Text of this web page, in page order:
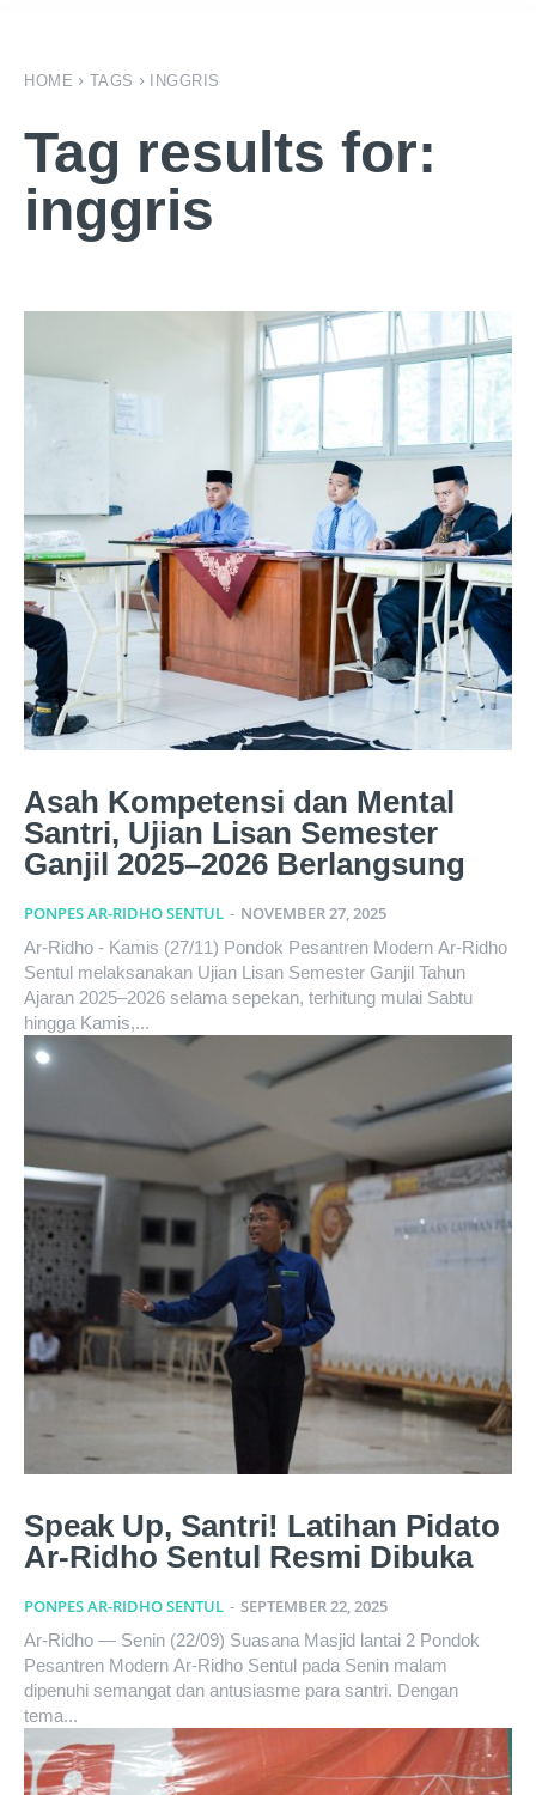
HOME TAGS INGGRIS
Tag results for:
inggris
Asah Kompetensi dan Mental
Santri, Ujian Lisan Semester
Ganjil 2025–2026 Berlangsung
PONPES AR-RIDHO SENTUL - NOVEMBER 27, 2025
Ar-Ridho - Kamis (27/11) Pondok Pesantren Modern Ar-Ridho
Sentul melaksanakan Ujian Lisan Semester Ganjil Tahun
Ajaran 2025–2026 selama sepekan, terhitung mulai Sabtu
hingga Kamis,...
Speak Up, Santri! Latihan Pidato
Ar-Ridho Sentul Resmi Dibuka
PONPES AR-RIDHO SENTUL - SEPTEMBER 22, 2025
Ar-Ridho — Senin (22/09) Suasana Masjid lantai 2 Pondok
Pesantren Modern Ar-Ridho Sentul pada Senin malam
dipenuhi semangat dan antusiasme para santri. Dengan
tema...